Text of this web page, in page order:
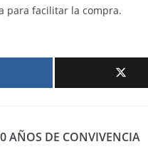
para facilitar la compra.
AÑOS DE CONVIVENCIA